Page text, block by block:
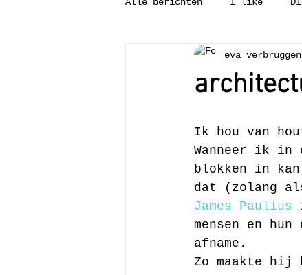
Tweedehandsgelukeva verbruggen
Ik hou van
Wanneer ik in
blokken in
dat (zolang
James Paulius
mensen en
afname.
Zo maakte hij